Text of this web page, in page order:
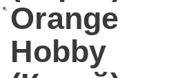
Orange
Hobby